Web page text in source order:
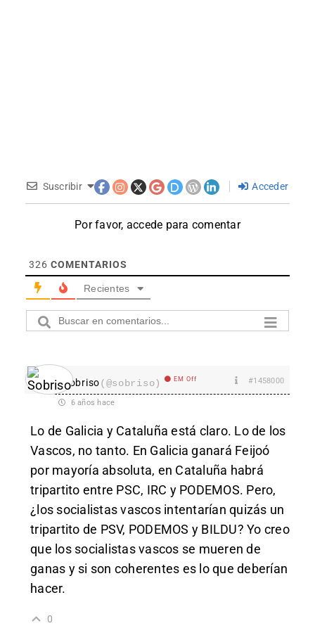
Suscribir Acceder
Por favor, accede para comentar
326 COMENTARIOS
Recientes
Sobriso(@sobriso) EM Off #1458000
6 años hace
Lo de Galicia y Cataluña está claro. Lo de los
Vascos, no tanto. En Galicia ganará Feijoó
por mayoría absoluta, en Cataluña habrá
tripartito entre PSC, IRC y PODEMOS. Pero,
¿los socialistas vascos intentarían quizás un
tripartito de PSV, PODEMOS y BILDU? Yo creo
que los socialistas vascos se mueren de
ganas y si son coherentes es lo que deberían
hacer.
0